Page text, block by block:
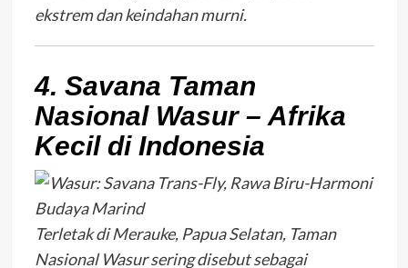
ekstrem dan keindahan murni.
4. Savana Taman
Nasional Wasur – Afrika
Kecil di Indonesia
Terletak di Merauke, Papua Selatan, Taman
Nasional Wasur sering disebut sebagai